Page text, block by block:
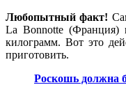
Любопытный факт!
La Bonnotte (Франция)
килограмм. Вот это
приготовить.
Роскошь должна